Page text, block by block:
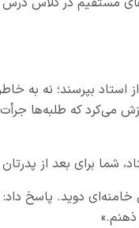
بپرسند؛ نه به
می‌کرد که طلبه‌ها جرأت
شما برای بعد از
دوید. پاسخ